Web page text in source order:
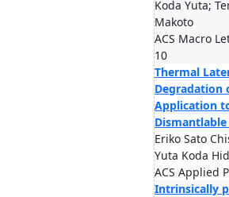
Koda Yuta;
Makoto
ACS Macro
10
Thermal
Degradation
Application
Eriko Sato
Yuta Koda
ACS Applied
Intrinsically